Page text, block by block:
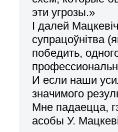
эти угрозы.»
І далей
супрацоўнітва
победить,
И если наши
значимого
Мне падаецца,
асобы У.